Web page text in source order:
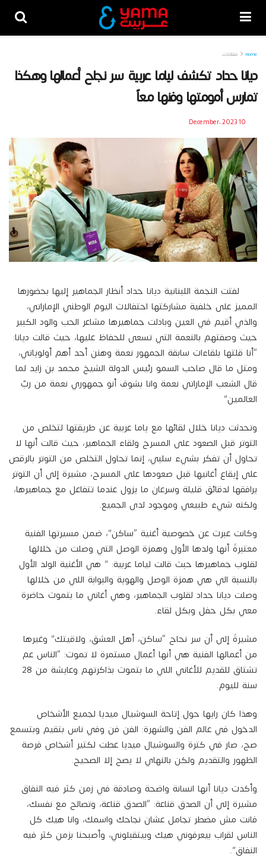
Home مقابلات
ديانا حداد تكشف لياما عربية سر نجاح أعمالها وهكذا
تمارس أمومتها وفنها معاً
10 December، 2023
لفتت النجمة اللبنانية ديانا حداد أنظار الجماهير إليها بحضورها
المميز على خلفية مشاركتها احتفالات اليوم الوطني الإماراتي،
والذي أقيم في العين وبادلت جماهيرها مشاعر الحب والود الكبير
حيث وصفتهم بالنعمة التي تسعى للحفاظ عليها، حيث قالت ديانا:
“أنا قلتها بلقاءات سابقة الجمهور نعمة وهنن أحد أهم أولوياتي،
ومتل ما قال صاحب السمو رئيس الدولة الشيخ محمد بن زايد لما
قال الشعب الإماراتي نعمة وانا بشوف أنو جمهوري نعمة من ربّ
العالمين”
وتحدثت ديانا خلال لقائها مع ياما عربية عن طريقتها لتخلص من
التوتر قبل الصعود على المسرح ولقاء الجماهير، حيث قالت أنها لا
تحاول أن تفكر بشيء سلبي، إنما تحاول التخلص من التوتر بالرقص
على إيقاع أغانيها قبل صعودها على المسرح، مشيرة إلى أن التوتر
يرافقها لدقائق قليلة وسرعان ما يزول عندما تتفاعل مع جماهيرها،
ولكنه شيء طبيعي وموجود لدى الجميع.
وكانت عبرت عن خصوصية أغنية “ساكن”، ضمن مسيرتها الفنية
معتبرةً أنها ولدها الأول وهمزة الوصل التي وصلت من خلالها
لقلوب جماهيرها حبث قالت لياما عربية: ” هي الأغنية الولد الأول
بالنسبة الي هي همزة الوصل والهوية والبوابة اللي من خلالها
وصلت ديانا حداد لقلوب الجماهير، وهي أغاني ما بتموت حاضرة
معي بكل حفل وبكل لقاء.
مشيرةً إلى أن سر نحاح “ساكن، أهل العشق، ولاقيتك” وغيرها
من أعمالها الفنية هي أنها أعمال مستمرة لا تموت: “الناس عم
تشتاق للقديم للأغاني اللي ما بتموت بذاكرتهم وعايشة من 28
سنة لليوم.
وهذا كان رايها حول إتاحة السوشيال ميديا لجميع الأشخاص
الدخول في عالم الفن والشهرة: الفن فن وفي ناس بتقيم وبتسمع
صح، صار في كترة والسوشيال ميديا عطت لكتير أشخاص فرصة
الظهور والتقديم ولكن بالنهاي لا يصح إلا الصحيح.
وأكدت ديانا أنها انسانة واضحة وصادقة في زمن كثر فيه النفاق
مشيرة إلى أن الصدق قناعة: “الصدق قناعة، وتصالح مع نفسك،
فانت مش مضطر تجامل عشان نجاحك واسمك، وانا هيك كل
الناس لقراب بيعرفوني هيك وبيتقبلوني، وأصبحنا بزمن كثر فيه
النفاق”.